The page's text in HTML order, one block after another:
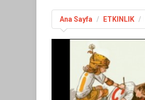
Ana Sayfa ETKINLIK